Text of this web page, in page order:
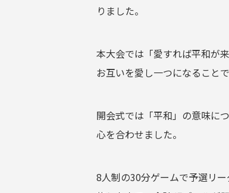
りました。
本大会では「愛すれば平和が
お互いを愛し一つになること
開会式では「平和」の意味に
心を合わせました。
8人制の30分ゲームで予選リ